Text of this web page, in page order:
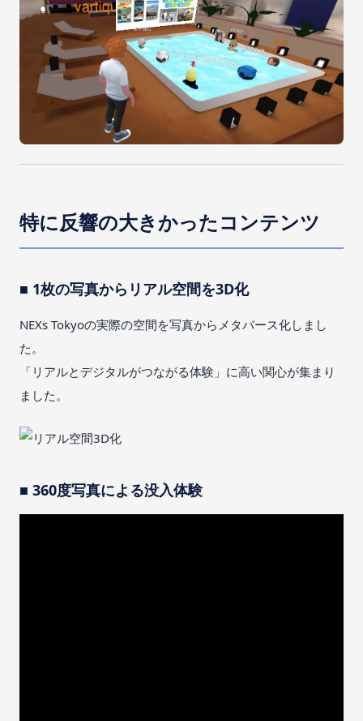
特に反響の大きかったコンテンツ
■ 1枚の写真からリアル空間を3D化
NEXs Tokyoの実際の空間を写真からメタバース化しまし
た。
「リアルとデジタルがつながる体験」に高い関心が集まり
ました。
■ 360度写真による没入体験